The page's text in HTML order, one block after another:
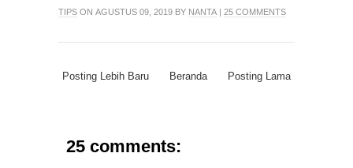
TIPS ON AGUSTUS 09, 2019 BY NANTA | 25 COMMENTS
Posting Lebih Baru Posting Lama
Beranda
25 comments: